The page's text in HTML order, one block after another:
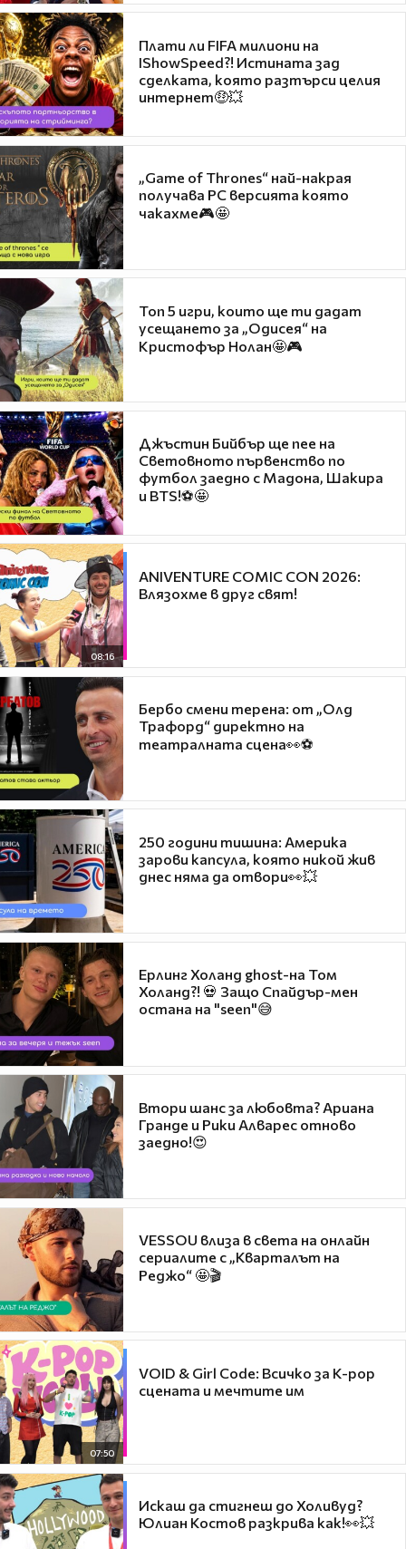
Плати ли FIFA милиони на
IShowSpeed?! Истината зад
сделката, която разтърси целия
интернет🤑💥
„Game of Thrones“ най-накрая
получава PC версията която
чакахме🎮🤩
Топ 5 игри, които ще ти дадат
усещането за „Одисея“ на
Кристофър Нолан🤩🎮
Джъстин Бийбър ще пее на
Световното първенство по
футбол заедно с Мадона, Шакира
и BTS!⚽🤩
08:16
ANIVENTURE COMIC CON 2026:
Влязохме в друг свят!
Бербо смени терена: от „Олд
Трафорд“ директно на
театралната сцена👀⚽
250 години тишина: Америка
зарови капсула, която никой жив
днес няма да отвори👀💥
Ерлинг Холанд ghost-на Том
Холанд?! 💀 Защо Спайдър-мен
остана на "seen"😅
Втори шанс за любовта? Ариана
Гранде и Рики Алварес отново
заедно!😍
VESSOU влиза в света на онлайн
сериалите с „Кварталът на
Реджо“ 🤩🎬
07:50
VOID & Girl Code: Всичко за K-pop
сцената и мечтите им
Искаш да стигнеш до Холивуд?
Юлиан Костов разкрива как!👀💥